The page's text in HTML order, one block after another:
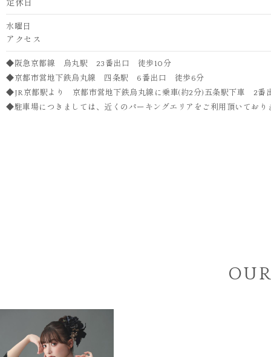
定休日
水曜日
アクセス
◆阪急京都線 烏丸駅 23番出口 徒歩10分
◆京都市営地下鉄烏丸線 四条駅 6番出口 徒歩6分
◆JR京都駅より 京都市営地下鉄烏丸線に乗車(約2分)五条駅下車 2番
◆駐車場につきましては、近くのパーキングエリアをご利用頂いてお